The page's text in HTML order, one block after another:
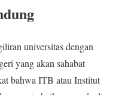
universitas dengan
yang akan sahabat
bahwa ITB atau Institut